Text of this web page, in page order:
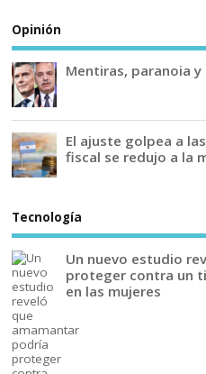
Opinión
Mentiras, paranoia
El ajuste golpea a
fiscal se redujo a la
Tecnología
Un nuevo estudio
proteger contra un
en las mujeres